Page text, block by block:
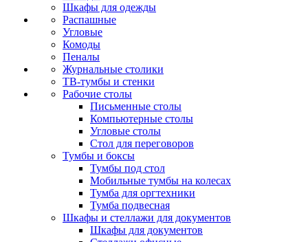
Шкафы для одежды
Распашные
Угловые
Комоды
Пеналы
Журнальные столики
ТВ‑тумбы и стенки
Рабочие столы
Письменные столы
Компьютерные столы
Угловые столы
Стол для переговоров
Тумбы и боксы
Тумбы под стол
Мобильные тумбы на колесах
Тумба для оргтехники
Тумба подвесная
Шкафы и стеллажи для документов
Шкафы для документов